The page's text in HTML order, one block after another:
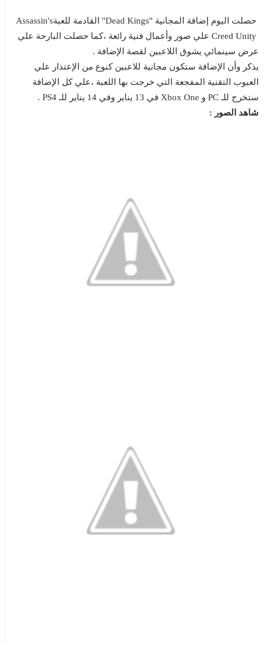
حصلت اليوم إضافة المجانية "Dead Kings" القادمة للعبة
Assassin's
Creed Unityعلي صور وأعمال فنية رائعة ،كما حصلت البارحة علي
عرض سينمائي يشوق اللاعبين لقصة الإضافة .
يذكر وأن الإضافة ستكون مجانية للاعبين كنوع من الإعتذار علي
العيوب التقنية المفجعة التي خرجت بها اللعبة ،علي كل الإضافة
ستخرج للـ PC و
Xbox One في 13 يناير وفي 14 يناير للـ PS4 .
شاهد الصور :